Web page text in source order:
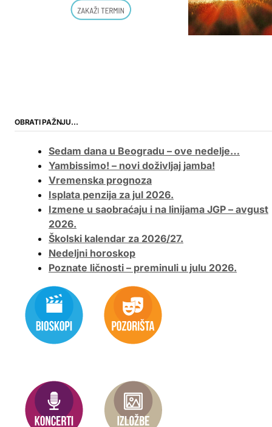
OBRATI PAŽNJU…
Sedam dana u Beogradu – ove nedelje…
Yambissimo! – novi doživljaj jamba!
Vremenska prognoza
Isplata penzija za jul 2026.
Izmene u saobraćaju i na linijama JGP – avgust
2026.
Školski kalendar za 2026/27.
Nedeljni horoskop
Poznate ličnosti – preminuli u julu 2026.